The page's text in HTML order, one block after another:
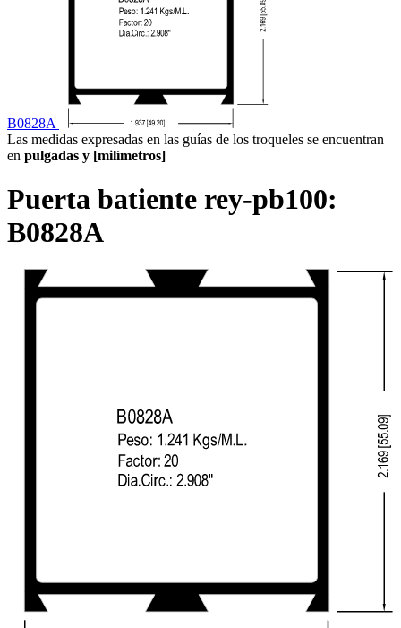
B0828A
Las medidas expresadas en las guías de los troqueles se encuentran
en pulgadas y [milímetros]
Puerta batiente rey-pb100:
B0828A